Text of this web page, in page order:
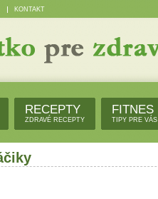
KONTAKT
RECEPTY
ZDRAVÉ RECEPTY
FITNES
TIPY PRE VÁS